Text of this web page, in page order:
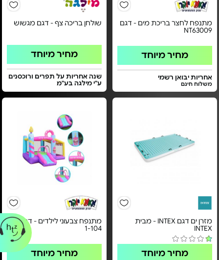
מתנפח לחצר בריכת מים - דגם
NT63009
מחיר מיוחד
אחריות יבואן רשמי
משלוח חינם
שולחן בריכה צף - דגם מגשוש
מחיר מיוחד
שנה אחריות על תפרים ורוכסנים
ע"י מילגה בע"מ
מזרן ים דגם INTEX - מבית
INTEX
מחיר מיוחד
מתנפח צבעוני לילדים - דגם FL-
1-104
מחיר מיוחד